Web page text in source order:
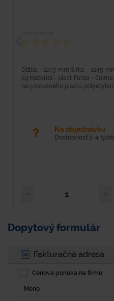
Dĺžka - 1245 mm Šírka - 1245
kg Materiál - plast Farba -
recyklovaného plastu polyetylénu
Na objednávku
Dostupnosť 2-4
Dopytový formulár
Fakturačná adresa
Cenová ponuka na firmu
Meno